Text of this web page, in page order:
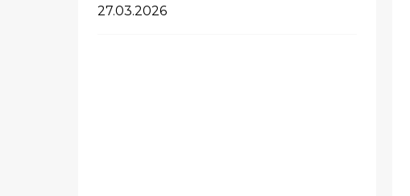
27.03.2026